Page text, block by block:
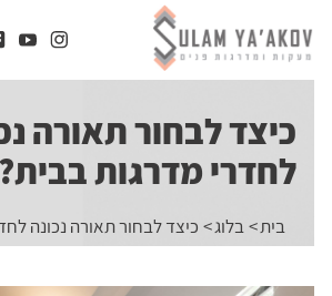
דף הבית
אודות
מדרגות
מעקות
כיצד לבחור תאורה
לחדרי מדרגות בבית?
בית בלוג כיצד לבחור תאורה נכונה